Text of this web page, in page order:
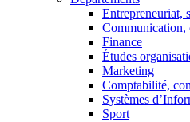
Entrepreneuriat,
Communication,
Finance
Études
Marketing
Comptabilité,
Systèmes
Sport